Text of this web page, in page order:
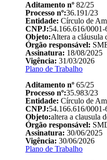
Aditamento nº 82/25
Processo nº:36.191/23
Entidade: Círculo de
CNPJ:54.166.616/0001-
Objeto:Altera a cláusula
Órgão responsável:
Assinatura: 18/08/2025
Vigência: 31/03/2026
Plano de Trabalho
Aditamento nº 65/25
Processo nº:35.983/23
Entidade: Círculo de
CNPJ:54.166.616/0001-
Objeto:altera a clausula
Órgão responsável:
Assinatura: 30/06/2025
Vigência: 30/06/2026
Plano de Trabalho